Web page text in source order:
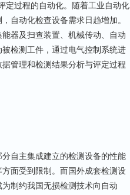
过程的自动化。随着工业自动化
自动化检查设备需求日趋增加。
器及扫查装置、机械传动、自动
检测工件，通过电气控制系统进
管理和检测结果分析与评定过程
自主集成建立的检测设备的性能
面受到限制。而国外成套检测设
制约我国无损检测技术向自动